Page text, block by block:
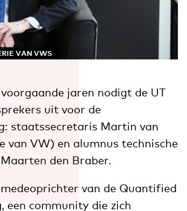
VAN VWS
jaren nodigt de UT
uit voor de
staatssecretaris Martin van
van VW) en alumnus technische
den Braber.
van de Quantified
een community die zich